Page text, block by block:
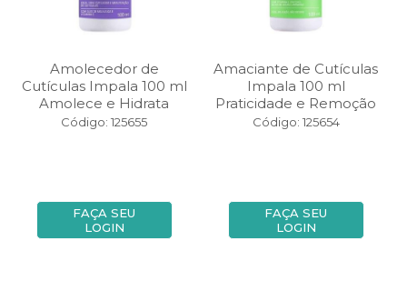
Amolecedor de
Cutículas Impala 100 ml
Amolece e Hidrata
Código: 125655
FAÇA SEU
LOGIN
Amaciante de Cutículas
Impala 100 ml
Praticidade e Remoção
Código: 125654
FAÇA SEU
LOGIN